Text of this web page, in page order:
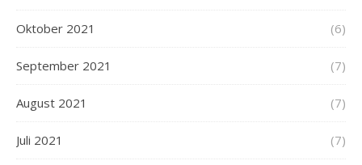
Oktober 2021 (6)
September 2021 (7)
August 2021 (7)
Juli 2021 (7)